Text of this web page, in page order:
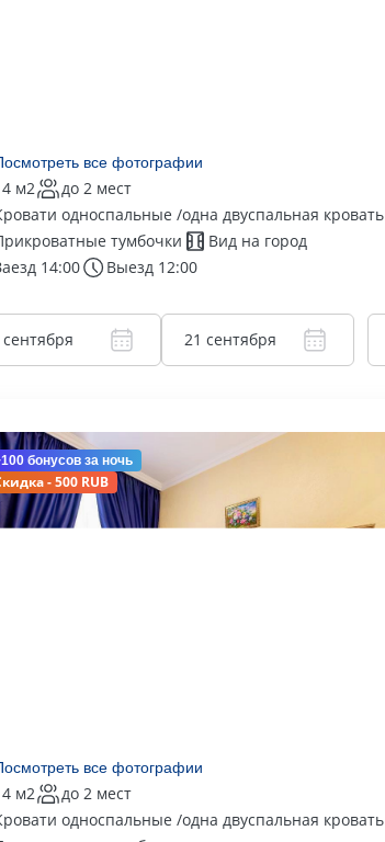
все фотографии
м2
до 2 мест
односпальные /одна двуспальная кровать
тумбочки
Вид на город
14:00
Выезд 12:00
21 сентября
бонусов за ночь
- 500 RUB
все фотографии
м2
до 2 мест
односпальные /одна двуспальная кровать